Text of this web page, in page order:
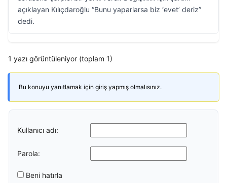
açıklayan Kılıçdaroğlu “Bunu yaparlarsa biz ‘evet’ deriz”
dedi.
1 yazı görüntüleniyor (toplam 1)
Bu konuyu yanıtlamak için giriş yapmış olmalısınız.
Kullanıcı adı:
Parola:
Beni hatırla